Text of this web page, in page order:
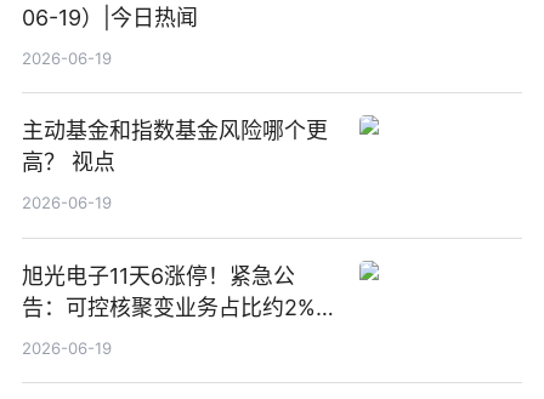
06-19）|今日热闻
2026-06-19
主动基金和指数基金风险哪个更
高？ 视点
2026-06-19
旭光电子11天6涨停！紧急公
告：可控核聚变业务占比约2%！
前沿热点
2026-06-19